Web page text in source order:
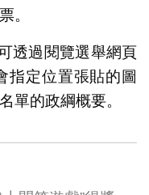
。
透過閱覽選舉網頁
指定位置張貼的圖
單的政綱概要。